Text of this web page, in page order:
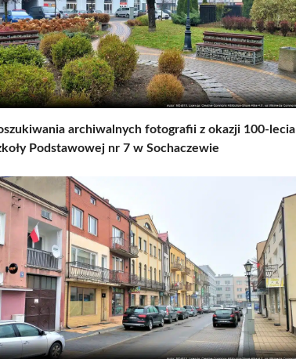
archiwalnych fotografii z okazji 100-lecia
Podstawowej nr 7 w Sochaczewie